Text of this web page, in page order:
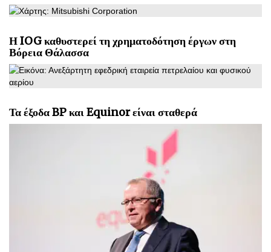
Η IOG καθυστερεί τη χρηματοδότηση έργων στη
Βόρεια Θάλασσα
Τα έξοδα BP και Equinor είναι σταθερά